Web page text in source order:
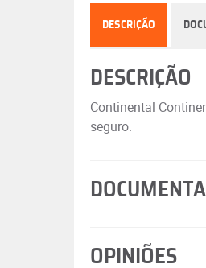
DESCRIÇÃO
DESCRIÇÃO
Continental
seguro.
OPINIÕES